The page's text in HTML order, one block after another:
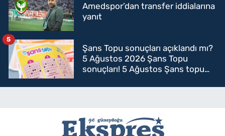
Amedspor’dan transfer iddialarına
yanıt
Şans Topu sonuçları açıklandı mı?
5 Ağustos 2026 Şans Topu
sonuçları! 5 Ağustos Şans topu
5